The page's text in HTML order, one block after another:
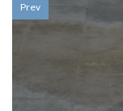
Prev